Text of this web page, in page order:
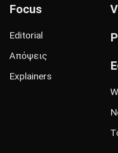
Focus
Editorial
Απόψεις
Explainers